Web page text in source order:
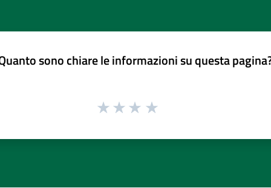
sono chiare le informazioni su questa